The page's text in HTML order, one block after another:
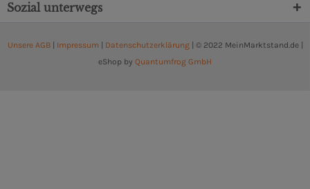
Sozial unterwegs
Unsere AGB| Impressum Datenschutzerklärung| © 2022 MeinMarktstand.de |
eShop by Quantumfrog GmbH